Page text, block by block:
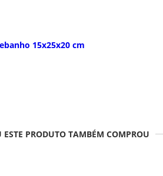
15x25x20 cm
PRODUTO TAMBÉM COMPROU